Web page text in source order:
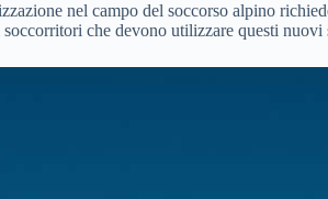
nel campo del soccorso alpino
che devono utilizzare questi nuovi